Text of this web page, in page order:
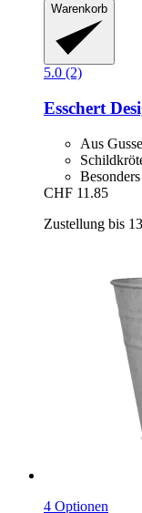
Warenkorb
5.0 (2)
Esschert
Aus
CHF 11.85
Zustellung bis
4 Optionen